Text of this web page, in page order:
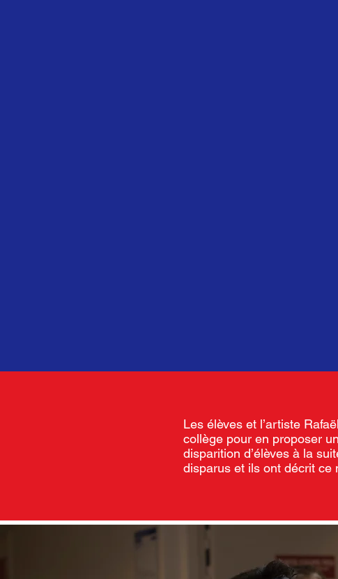
Les élèves et l’artiste
collège pour en proposer
disparition d’élèves à la
disparus et ils ont décrit ce